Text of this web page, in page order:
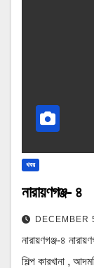
খবর
নারায়ণগঞ্জ- ৪
DECEMBER
নারায়ণগঞ্জ-৪
শিল্প কারখানা ,